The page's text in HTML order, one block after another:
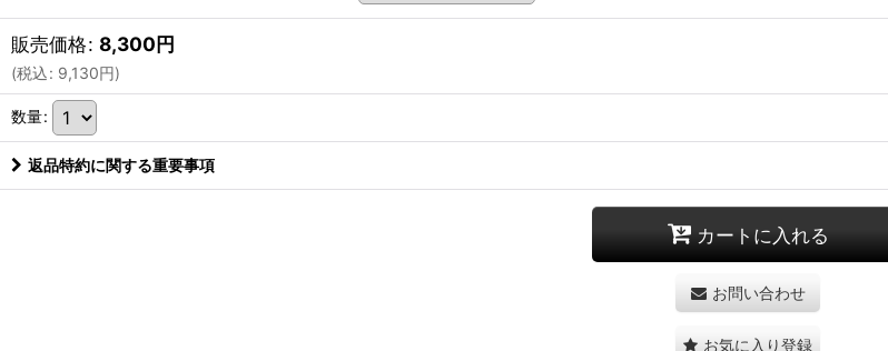
販売価格: 8,300円
(税込: 9,130円)
数量:
返品特約に関する重要事項
カートに入れる
お問い合わせ
お気に入り登録